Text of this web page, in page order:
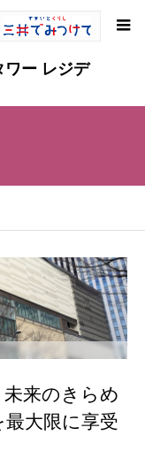
ワー レジデ
来のきらめ
大限に享受